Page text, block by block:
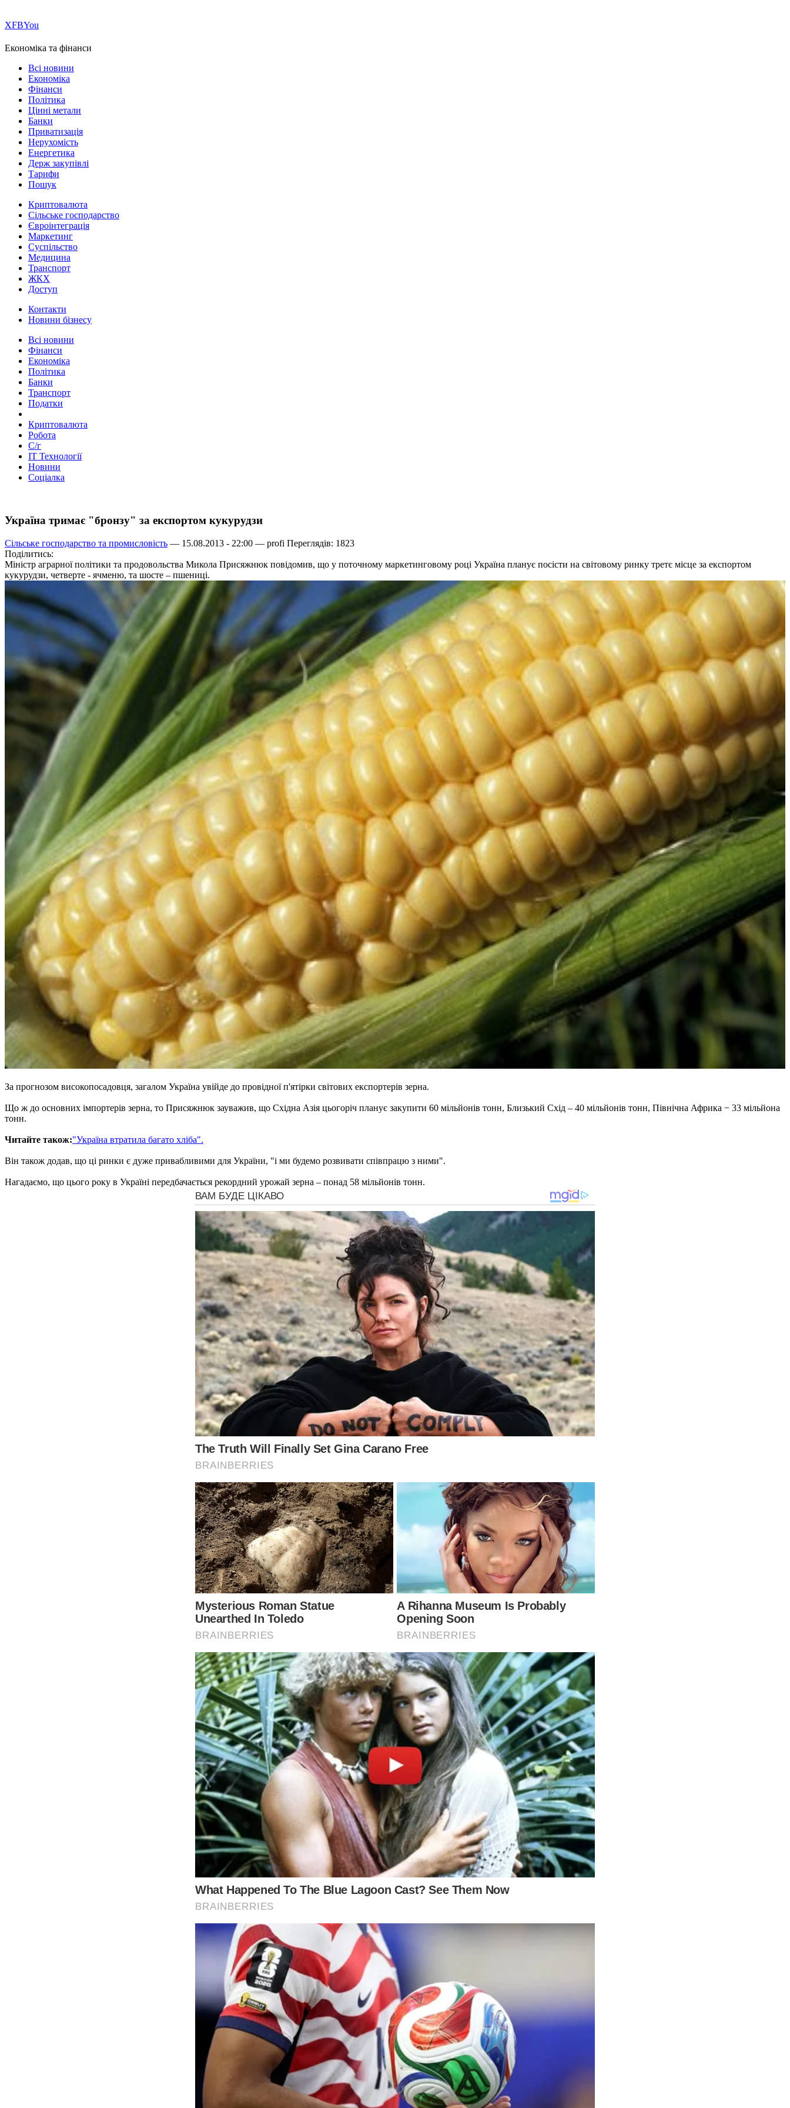
ХFBYou
Економіка та фінанси
Всі новини
Економіка
Фінанси
Політика
Цінні метали
Банки
Приватизація
Нерухомість
Енергетика
Держ закупівлі
Тарифи
Пошук
Криптовалюта
Сільське господарство
Євроінтеграція
Маркетинг
Суспільство
Медицина
Транспорт
ЖКХ
Доступ
Контакти
Новини бізнесу
Всі новини
Фінанси
Економіка
Політика
Банки
Транспорт
Податки
Криптовалюта
Робота
С/г
ІТ Технології
Новини
Соціалка
Україна тримає "бронзу" за експортом кукурудзи
Сільське господарство та промисловість — 15.08.2013 - 22:00 — profi Переглядів: 1823
Поділитись:
Міністр аграрної політики та продовольства Микола Присяжнюк повідомив, що у поточному маркетинговому році Україна планує посісти на світовому ринку третє місце за експортом
кукурудзи, четверте - ячменю, та шосте – пшениці.
За прогнозом високопосадовця, загалом Україна увійде до провідної п'ятірки світових експортерів зерна.
Що ж до основних імпортерів зерна, то Присяжнюк зауважив, що Східна Азія цьогоріч планує закупити 60 мільйонів тонн, Близький Схід – 40 мільйонів тонн, Північна Африка − 33 мільйона
тонн.
Читайте також:"Україна втратила багато хліба".
Він також додав, що ці ринки є дуже привабливими для України, "і ми будемо розвивати співпрацю з ними".
Нагадаємо, що цього року в Україні передбачається рекордний урожай зерна – понад 58 мільйонів тонн.